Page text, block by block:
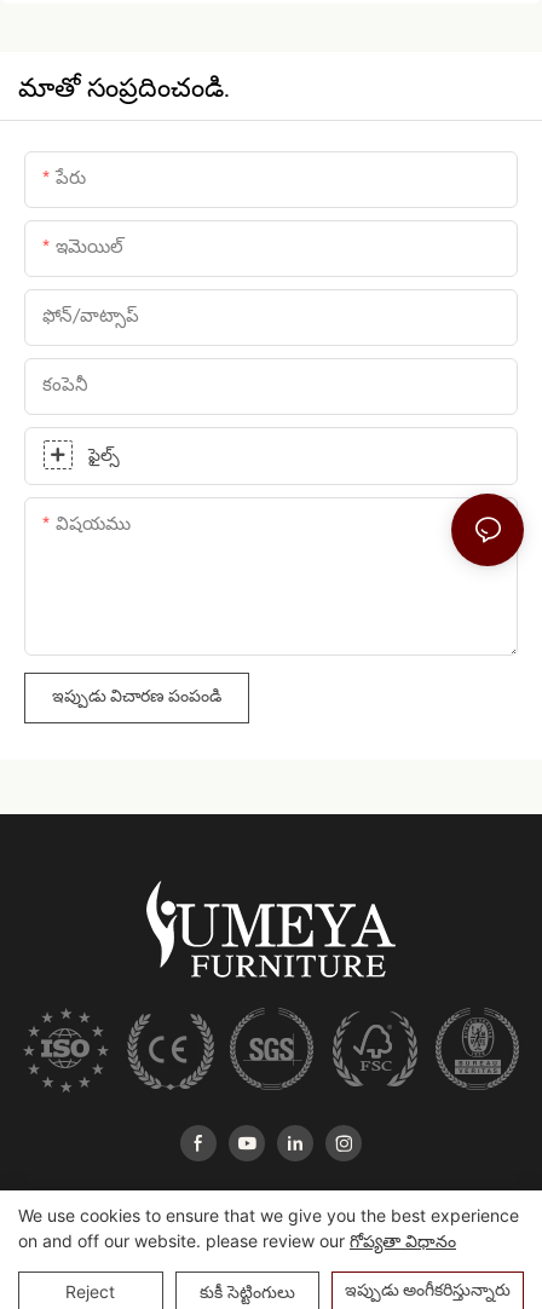
మాతో సంప్రదించండి.
పేరు
ఇమెయిల్
ఫోన్/వాట్సాప్
కంపెనీ
ఫైల్స్
విషయము
ఇప్పుడు విచారణ పంపండి
కాపీరైట్ © 2025 హషన్ Yumeya Furniture కో., లిమిటెడ్ | సైట్‌మాప్
We use cookies to ensure that we give you the best experience
on and off our website. please review our గోప్యతా విధానం
Reject కుకీ సెట్టింగులు ఇప్పుడు అంగీకరిస్తున్నారు